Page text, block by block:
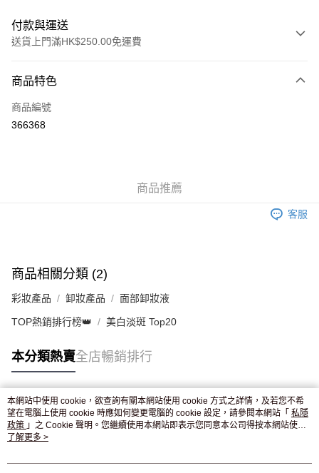
付款與運送
送貨上門滿HK$250.00免運費
信用卡
Apple Pay
付款後門市自取，訂單確認後2-4個工作天到店，7天內取。逾期後
商品特色
商品編號
366368
商品推薦
客服
商品相關分類 (2)
彩妝產品 卸妝產品 面部卸妝液
TOP熱銷排行榜👑 美白淡斑 Top20
本分類熱賣全店暢銷排行
熱門標籤
熱銷排行
本網站中使用 cookie，欲查詢有關本網站使用 cookie 方式之詳情，及若您不希
望在電腦上使用 cookie 時應如何變更電腦的 cookie 設定，請參閱本網站「 私隱
政策 」之 Cookie 聲明。您繼續使用本網站即表示您同意本公司得按本網站使用
條款之 Cookie 聲明使用 cookie。
了解更多 >